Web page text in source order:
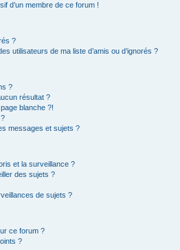
d’un membre de ce forum !
?
utilisateurs de ma liste d’amis ou d’ignorés ?
?
résultat ?
blanche ?!
messages et sujets ?
et la surveillance ?
des sujets ?
de sujets ?
ce forum ?
?